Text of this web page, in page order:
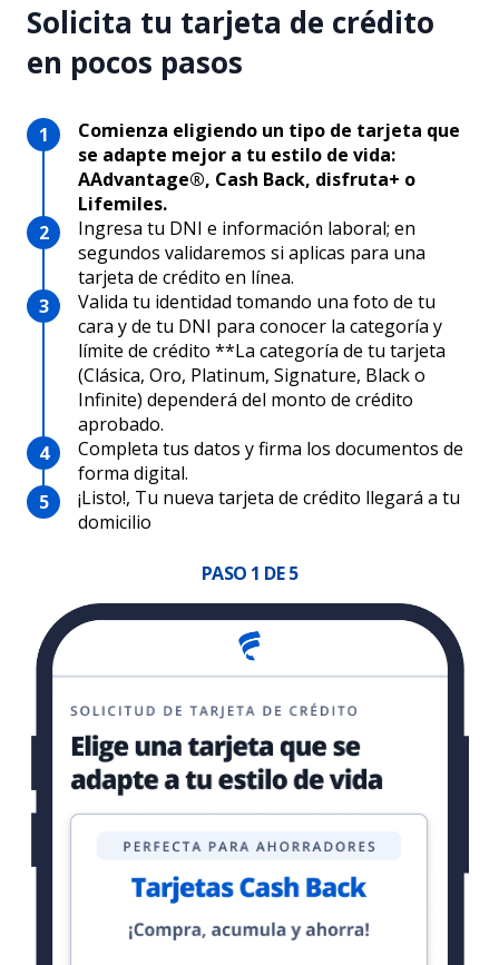
Solicita tu tarjeta de crédito
en pocos pasos
Comienza eligiendo un tipo de tarjeta que
se adapte mejor a tu estilo de vida:
AAdvantage®, Cash Back, disfruta+ o
Lifemiles.
Ingresa tu DNI e información laboral; en
segundos validaremos si aplicas para una
tarjeta de crédito en línea.
Valida tu identidad tomando una foto de tu
cara y de tu DNI para conocer la categoría y
límite de crédito **La categoría de tu tarjeta
(Clásica, Oro, Platinum, Signature, Black o
Infinite) dependerá del monto de crédito
aprobado.
Completa tus datos y firma los documentos de
forma digital.
¡Listo!, Tu nueva tarjeta de crédito llegará a tu
domicilio
PASO 1 DE 5